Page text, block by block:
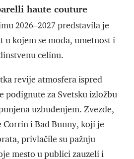
haute couture
2026–2027 predstavila je
u kojem se moda, umetnost i
celinu.
revije atmosfera ispred
podignute za Svetsku izložbu
uzbuđenjem. Zvezde,
Corrin i Bad Bunny, koji je
privlačile su pažnju
mesto u publici zauzeli i